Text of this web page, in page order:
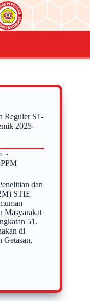
Reguler S1-
2025-
dan
STIE
Masyarakat
51.
di
Getasan,